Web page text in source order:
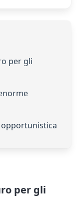
per gli
opportunistica
per gli